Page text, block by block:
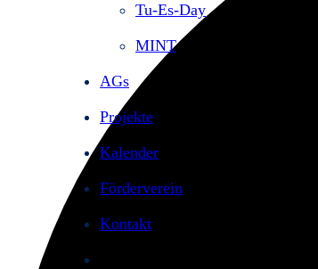
Tu-Es-Day
MINT
AGs
Projekte
Kalender
Förderverein
Kontakt